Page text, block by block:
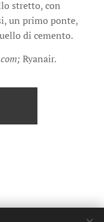
stretto, con
un primo ponte,
di cemento.
Ryanair.